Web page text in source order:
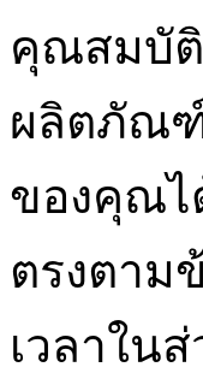
คุณสมบัติ
ผลิตภัณฑ์
ของคุณไ
ตรงตาม
เวลาใน